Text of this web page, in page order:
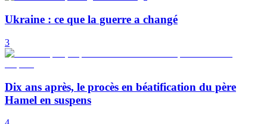
Ukraine : ce que la guerre a changé
3
Dix ans après, le procès en béatification du père
Hamel en suspens